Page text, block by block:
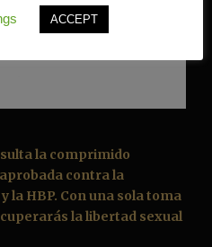
la comprimido
contra la
la HBP. Con una sola toma
la libertad sexual
ACCEPT